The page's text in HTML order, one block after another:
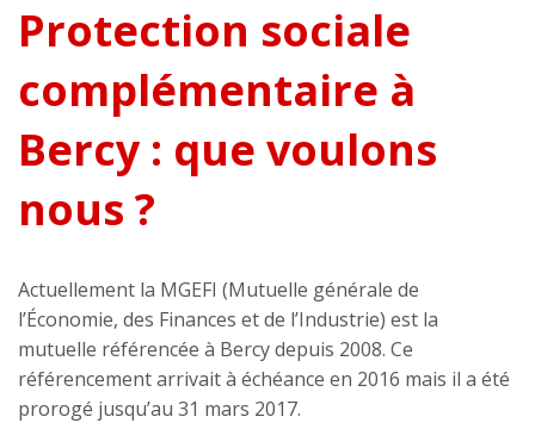
Protection sociale
complémentaire à
Bercy : que voulons
nous ?
Actuellement la MGEFI (Mutuelle générale de
l’Économie, des Finances et de l’Industrie) est la
mutuelle référencée à Bercy depuis 2008. Ce
référencement arrivait à échéance en 2016 mais il a été
prorogé jusqu’au 31 mars 2017.